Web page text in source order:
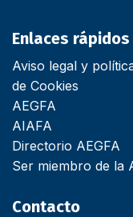
Enlaces rápidos
Aviso legal y
de Cookies
AEGFA
AIAFA
Directorio AEGFA
Ser miembro de la
Contacto